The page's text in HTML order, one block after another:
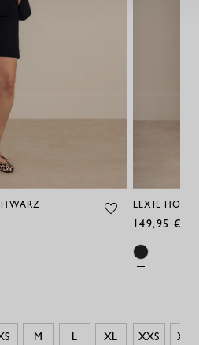
M L XL
LEXIE HOSE
149,95 €
XXS XS